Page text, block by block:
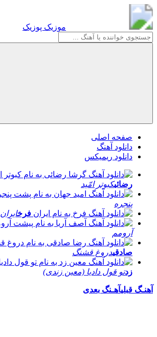
موزیک پوزیک
صفحه اصلی
دانلود آهنگ
دانلود ریمیکس
رضائیکبوتر امّید
پنجره
فرخایران
آرومم
صادقیدروغ قشنگ
زدتو قول دادیا (معین زندی)
آهنـگ قبلیآهـنگ بعدی